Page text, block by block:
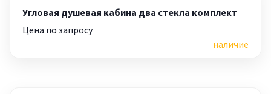
Угловая душевая кабина два стекла комплект
Цена по запросу
наличие